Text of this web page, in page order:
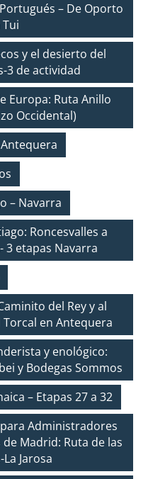
– De Oporto
Tui
y el desierto del
3 de actividad
Europa: Ruta Anillo
Occidental)
– Navarra
Roncesvalles a
3 etapas Navarra
del Rey y al
en Antequera
y enológico:
y Bodegas Sommos
– Etapas 27 a 32
Administradores
Madrid: Ruta de las
Jarosa